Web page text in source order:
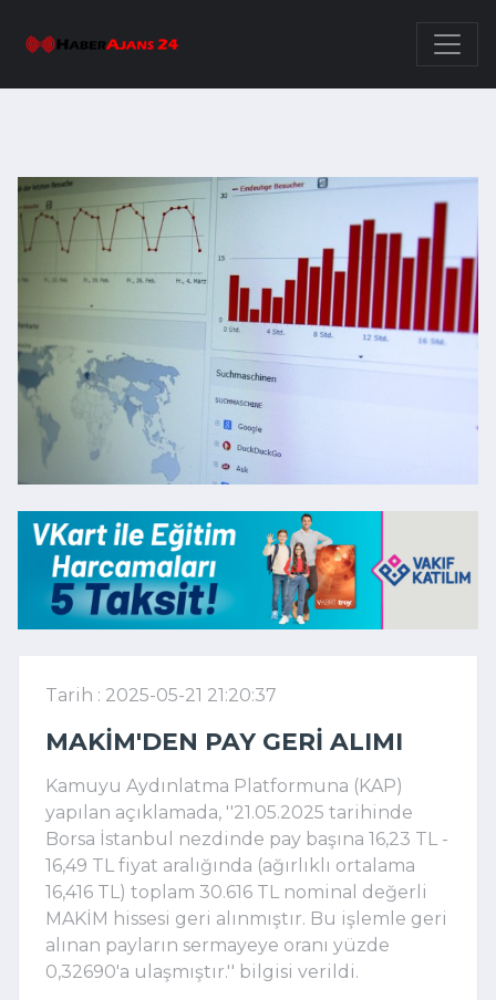
Tarih : 2025-05-21 21:20:37
MAKIM'DEN PAY GERI ALIMI
Kamuyu Aydınlatma Platformuna (KAP)
yapılan açıklamada, ''21.05.2025 tarihinde
Borsa İstanbul nezdinde pay başına 16,23 TL -
16,49 TL fiyat aralığında (ağırlıklı ortalama
16,416 TL) toplam 30.616 TL nominal değerli
MAKİM hissesi geri alınmıştır. Bu işlemle geri
alınan payların sermayeye oranı yüzde
0,32690'a ulaşmıştır.'' bilgisi verildi.